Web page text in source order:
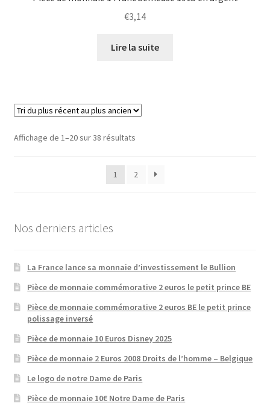
€3,14
Lire la suite
Affichage de 1–20 sur 38 résultats
1 2
Nos derniers articles
La France lance sa monnaie d’investissement le Bullion
Pièce de monnaie commémorative 2 euros le petit prince BE
Pièce de monnaie commémorative 2 euros BE le petit prince
polissage inversé
Pièce de monnaie 10 Euros Disney 2025
Pièce de monnaie 2 Euros 2008 Droits de l’homme – Belgique
Le logo de notre Dame de Paris
Pièce de monnaie 10€ Notre Dame de Paris